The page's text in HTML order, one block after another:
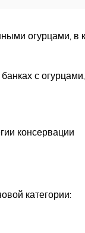
огурцами, в
с
консервации
категории: